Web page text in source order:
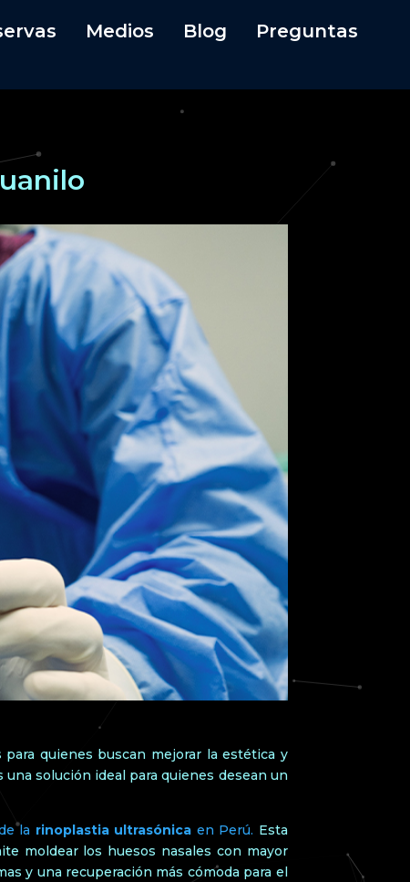
Medios Blog
Preguntas
quienes buscan mejorar la estética y
solución ideal para quienes desean un
la rinoplastia ultrasónica en Perú. Esta
moldear los huesos nasales con mayor
y una recuperación más cómoda para el